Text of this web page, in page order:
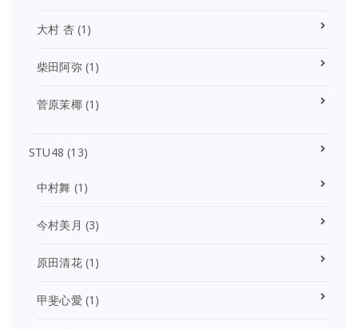
大村 杏(1)
柴田阿弥(1)
菅原茉椰(1)
STU48 (13)
中村舞 (1)
今村美月 (3)
原田清花(1)
甲斐心愛 (1)